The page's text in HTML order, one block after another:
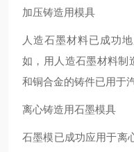
加压铸造用模具
人造石墨材料已成功
如，用人造石墨材料制
和铜合金的铸件已用于
离心铸造用石墨模具
石墨模已成功应用于离